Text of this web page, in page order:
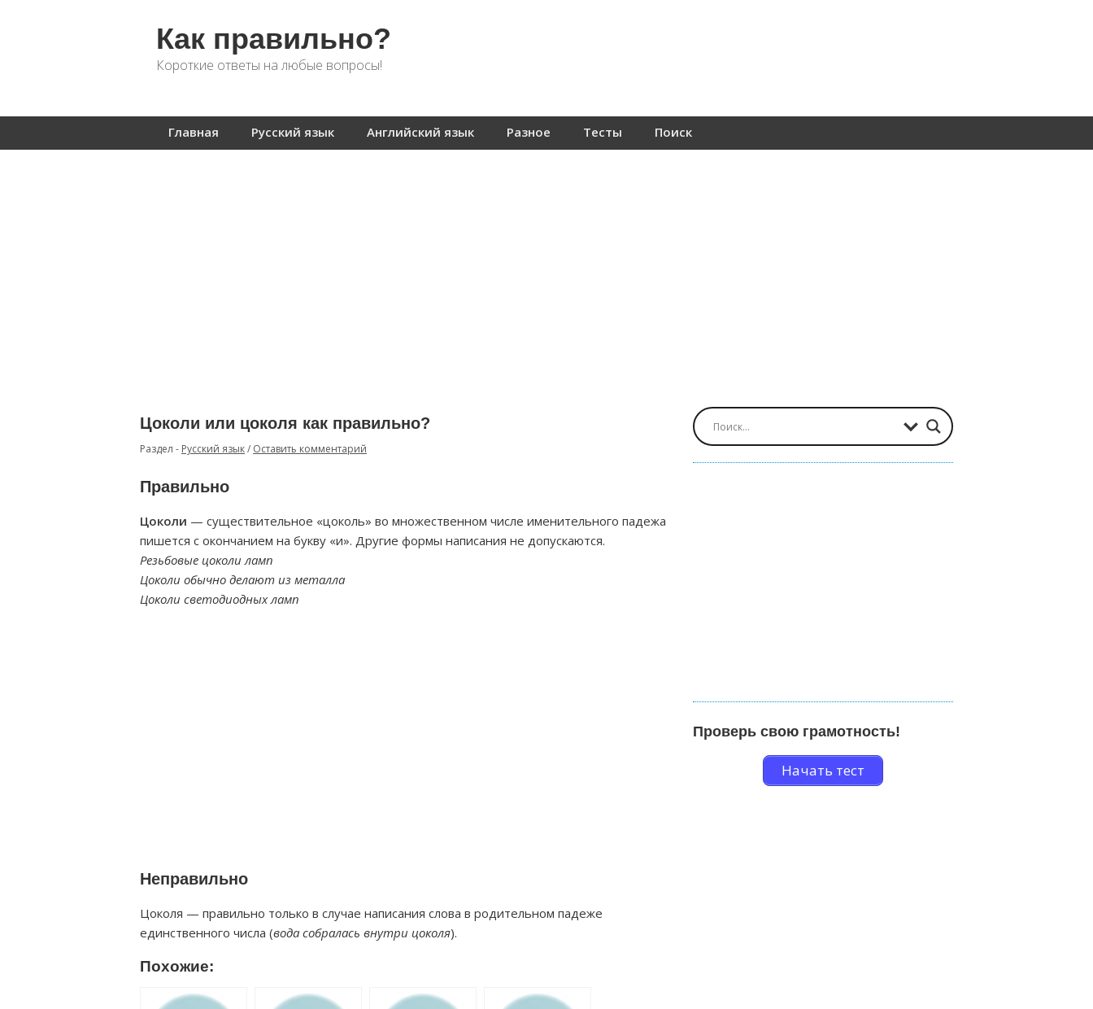
Как правильно?
Короткие ответы на любые вопросы!
Главная Русский язык Английский язык Разное Тесты Поиск
Цоколи или цоколя как правильно?
Раздел - Русский язык/ Оставить комментарий
Правильно
Цоколи — существительное «цоколь» во множественном числе именительного падежа
пишется с окончанием на букву «и». Другие формы написания не допускаются.
Резьбовые цоколи ламп
Цоколи обычно делают из металла
Цоколи светодиодных ламп
Неправильно
Цоколя — правильно только в случае написания слова в родительном падеже
единственного числа (вода собралась внутри цоколя).
Похожие:
Проверь свою грамотность!
Начать тест